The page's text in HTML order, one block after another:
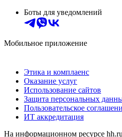
Боты для уведомлений
Мобильное приложение
Этика и комплаенс
Оказание услуг
Использование сайтов
Защита персональных
Пользовательское
ИТ аккредитация
На информационном ресурсе hh.ru